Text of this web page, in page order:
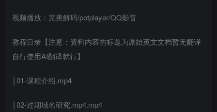
视频播放：完美解码/potplayer/QQ影音
教程目录【注意：资料内容的标题为原始英文文档暂无翻译
自行使用AI翻译就行】
│01-课程介绍.mp4
│02-过期域名研究.mp4.mp4